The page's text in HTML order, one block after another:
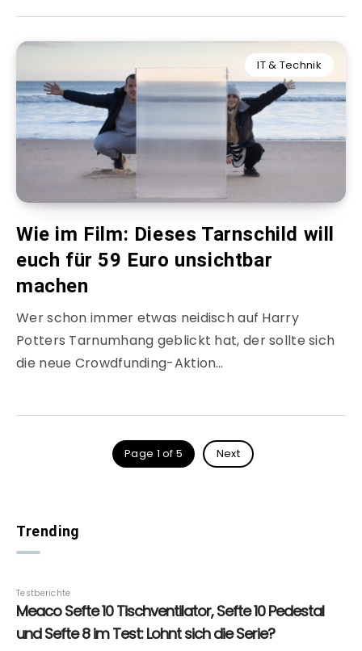
IT & Technik
Wie im Film: Dieses Tarnschild will
euch für 59 Euro unsichtbar
machen
Wer schon immer etwas neidisch auf Harry
Potters Tarnumhang geblickt hat, der sollte sich
die neue Crowdfunding-Aktion…
Page 1 of 5 Next
Trending